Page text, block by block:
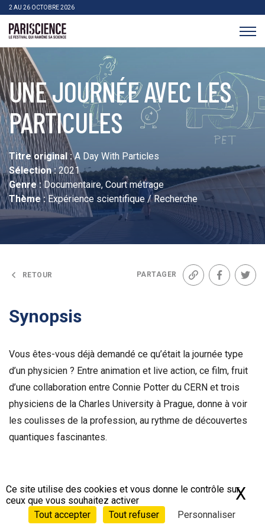
>Aller au contenu
2 AU 26 OCTOBRE 2026
UNE JOURNÉE AVEC LES
PARTICULES
Titre original :A Day With Particles
Sélection :2021
Genre :Documentaire, Court métrage
Thème :Expérience scientifique / Recherche
RETOUR PARTAGER
Lien Facebook
Synopsis
Vous êtes-vous déjà demandé ce qu’était la journée type
d’un physicien ? Entre animation et live action, ce film, fruit
d’une collaboration entre Connie Potter du CERN et trois
physiciens de la Charles University à Prague, donne à voir
les coulisses de la profession, au rythme de découvertes
quantiques fascinantes.
Panneau de gestion des cookies
Ce site utilise des cookies et vous donne le contrôle sur
ceux que vous souhaitez activer
Tout accepter
Tout refuser Personnaliser
X